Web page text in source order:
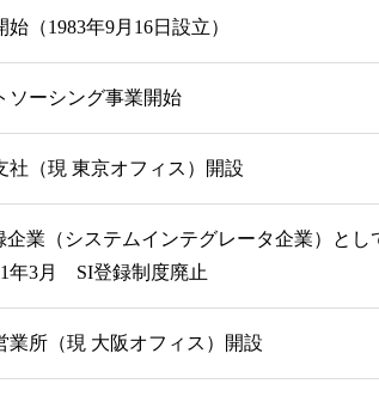
始（1983年9月16日設立）
ソーシング事業開始
社（現 東京オフィス）開設
企業（システムインテグレータ企業）とし
年3月 SI登録制度廃止
業所（現 大阪オフィス）開設